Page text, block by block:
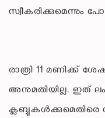
സ്വീകരിക്കുമെന്നും
രാത്രി 11 മണിക്ക്
അനുമതിയില്ല. ഇത്